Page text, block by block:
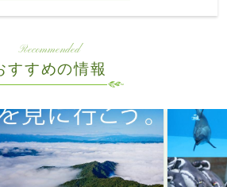
Recommended
すすめの情報